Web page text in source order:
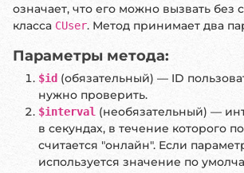
означает, что его можно вызвать без
класса CUser. Метод принимает два
Параметры метода:
$id (обязательный) — ID
нужно проверить.
$interval (необязательный) —
в секундах, в течение которого
считается "онлайн". Если
используется значение по